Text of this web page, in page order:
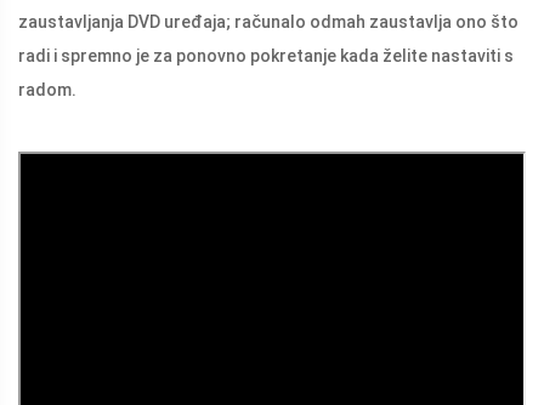
zaustavljanja DVD uređaja; računalo odmah zaustavlja ono što
radi i spremno je za ponovno pokretanje kada želite nastaviti s
radom.